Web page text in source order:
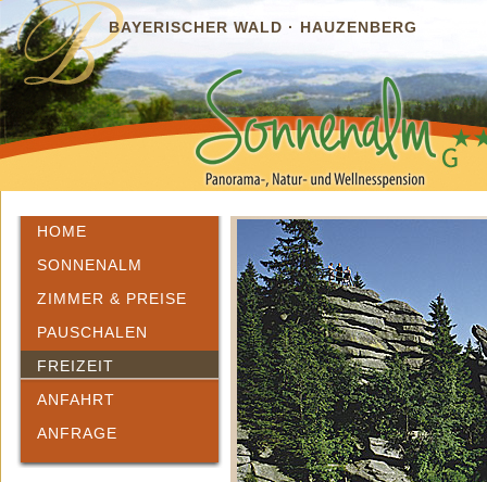
BAYERISCHER WALD · HAUZENBERG
HOME
SONNENALM
ZIMMER & PREISE
PAUSCHALEN
FREIZEIT
ANFAHRT
ANFRAGE